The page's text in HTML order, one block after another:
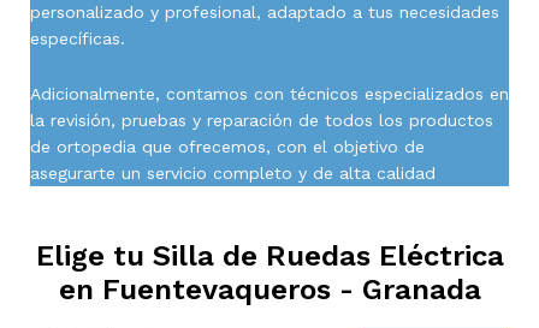
personalizado y profesional, adaptado a tus necesidades
específicas.
Adicionalmente, contamos con técnicos especializados en
la revisión, pruebas y reparación de todos los productos
de ortopedia que ofrecemos, con el objetivo de
asegurarte un servicio completo y de alta calidad
Elige tu Silla de Ruedas Eléctrica
en Fuentevaqueros - Granada